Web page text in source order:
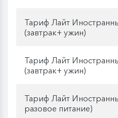
Тариф Лайт
(завтрак+ ужин)
Тариф Лайт
(завтрак+ ужин)
Тариф Лайт
разовое питание)